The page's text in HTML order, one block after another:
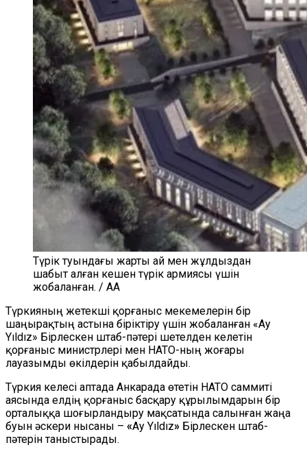
Түрік туындағы жарты ай мен жұлдыздан
шабыт алған кешен түрік армиясы үшін
жобаланған. / AA
Түркияның жетекші қорғаныс мекемелерін бір
шаңырақтың астына біріктіру үшін жобаланған «Ay
Yıldız» Бірлескен штаб-пәтері шетелден келетін
қорғаныс министрлері мен НАТО-ның жоғары
лауазымды өкілдерін қабылдайды.
Түркия келесі аптада Анкарада өтетін НАТО саммиті
аясында елдің қорғаныс басқару құрылымдарын бір
орталыққа шоғырландыру мақсатында салынған жаңа
буын әскери нысаны – «Ay Yıldız» Бірлескен штаб-
пәтерін таныстырады.